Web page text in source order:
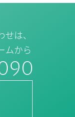
は、
ムから